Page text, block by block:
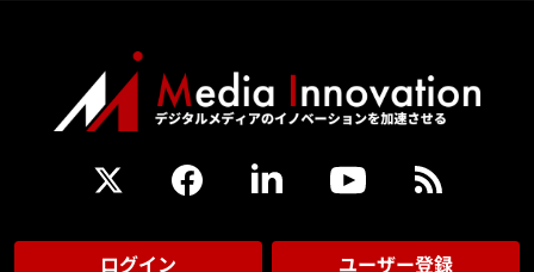
ログイン ユーザー登録